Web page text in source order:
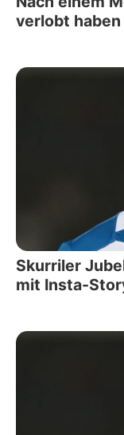
verlobt haben
Skurriler
mit Insta-